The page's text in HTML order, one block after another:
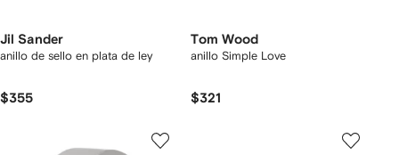
Jil Sander
anillo de sello en plata de ley
$355
Tom Wood
anillo Simple Love
$321